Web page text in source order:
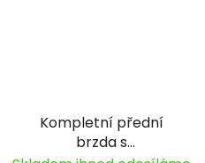
Kompletní přední
brzda s